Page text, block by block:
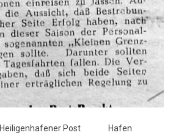
Heiligenhafener Post Hafen